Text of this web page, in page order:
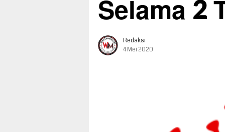
Selama 2
Redaksi
4 Mei 2020